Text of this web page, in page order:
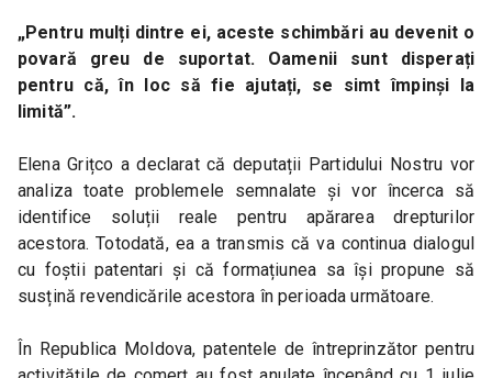
„Pentru mulți dintre ei, aceste schimbări au devenit o
povară greu de suportat. Oamenii sunt disperați
pentru că, în loc să fie ajutați, se simt împinși la
limită”.
Elena Grițco a declarat că deputații Partidului Nostru vor
analiza toate problemele semnalate și vor încerca să
identifice soluții reale pentru apărarea drepturilor
acestora. Totodată, ea a transmis că va continua dialogul
cu foștii patentari și că formațiunea sa își propune să
susțină revendicările acestora în perioada următoare.
În Republica Moldova, patentele de întreprinzător pentru